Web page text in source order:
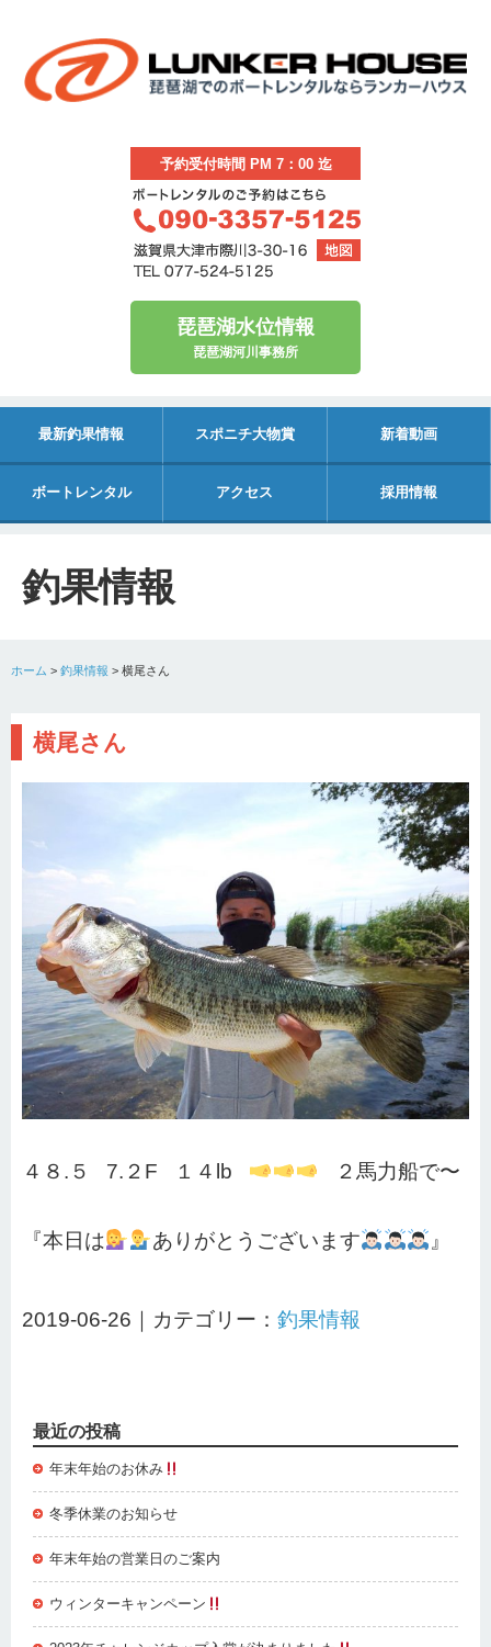
予約受付時間 PM 7：00 迄
琵琶湖水位情報
琵琶湖河川事務所
最新釣果情報 スポニチ大物賞 新着動画
ボートレンタル アクセス 採用情報
釣果情報
ホーム > 釣果情報 > 横尾さん
横尾さん
４８.５ 7.２F １４lb ２馬力船で〜
『本日は ありがとうございます 』
2019-06-26｜カテゴリー： 釣果情報
最近の投稿
年末年始のお休み
冬季休業のお知らせ
年末年始の営業日のご案内
ウィンターキャンペーン